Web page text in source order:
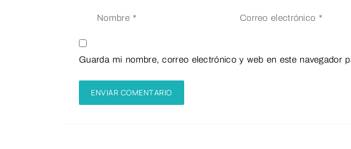
Guarda mi nombre, correo electrónico y web en este navegador